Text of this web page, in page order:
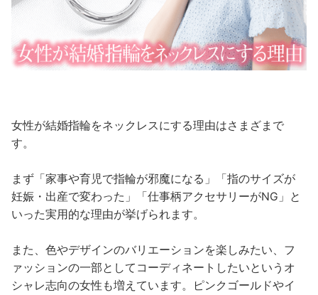
女性が結婚指輪をネックレスにする理由はさまざまで
す。
まず「家事や育児で指輪が邪魔になる」「指のサイズが
妊娠・出産で変わった」「仕事柄アクセサリーがNG」と
いった実用的な理由が挙げられます。
また、色やデザインのバリエーションを楽しみたい、フ
ァッションの一部としてコーディネートしたいというオ
シャレ志向の女性も増えています。ピンクゴールドやイ